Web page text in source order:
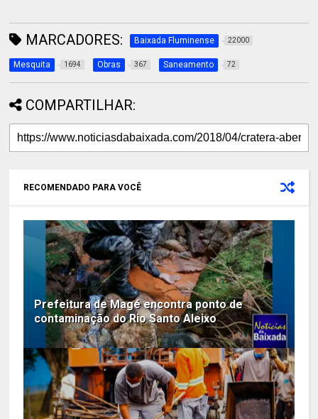
MARCADORES: Baixada Fluminense 22000
Mesquita 1694 Obras 367 Saneamento 72
COMPARTILHAR:
RECOMENDADO PARA VOCÊ
Prefeitura de Magé encontra ponto de
contaminação do Rio Santo Aleixo